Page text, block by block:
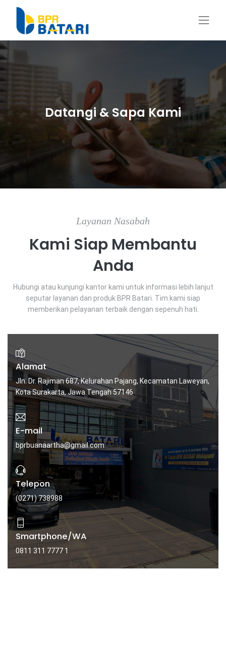
Datangi & Sapa Kami
Layanan Nasabah
Kami Siap Membantu
Anda
Hubungi atau kunjungi kantor kami untuk informasi lebih lanjut
seputar layanan dan produk BPR Batari. Tim kami siap
memberikan pelayanan terbaik dengan sepenuh hati.
Alamat
Jln. Dr. Rajiman 687, Kelurahan Pajang, Kecamatan Laweyan,
Kota Surakarta, Jawa Tengah 57146
E-mail
bprbuanaartha@gmail.com
Telepon
(0271) 738988
Smartphone/WA
0811 311 7777 1